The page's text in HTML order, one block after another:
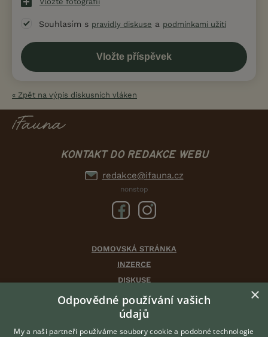
Souhlasím s pravidly diskuse a podmínkami užití
« Zpět na výpis diskusních vláken
KONTAKT DO REDAKCE WEBU
redakce@ifauna.cz
nonstop
DOMOVSKÁ STRÁNKA
INZERCE
DISKUSE
ČLÁNKY
CHOVATELSKÉ STANICE
×
Odpovědné používání vašich
údajů
My a naši partneři používáme soubory cookie a podobné technologie